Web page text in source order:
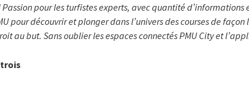
Passion pour les turfistes experts, avec quantité
pour découvrir et plonger dans l’univers des courses de
au but. Sans oublier les espaces connectés PMU City et